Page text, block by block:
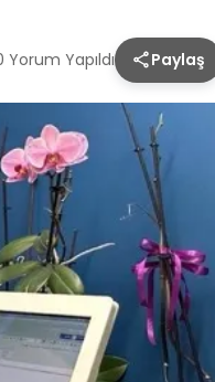
Yorum Yapıldı Paylaş